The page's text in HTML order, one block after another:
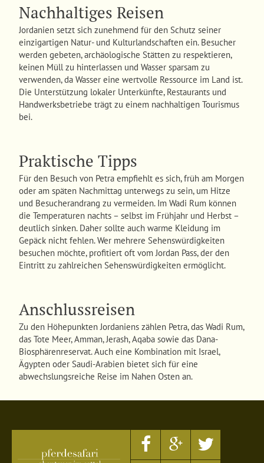
Nachhaltiges Reisen
Jordanien setzt sich zunehmend für den Schutz seiner
einzigartigen Natur- und Kulturlandschaften ein. Besucher
werden gebeten, archäologische Stätten zu respektieren,
keinen Müll zu hinterlassen und Wasser sparsam zu
verwenden, da Wasser eine wertvolle Ressource im Land ist.
Die Unterstützung lokaler Unterkünfte, Restaurants und
Handwerksbetriebe trägt zu einem nachhaltigen Tourismus
bei.
Praktische Tipps
Für den Besuch von Petra empfiehlt es sich, früh am Morgen
oder am späten Nachmittag unterwegs zu sein, um Hitze
und Besucherandrang zu vermeiden. Im Wadi Rum können
die Temperaturen nachts – selbst im Frühjahr und Herbst –
deutlich sinken. Daher sollte auch warme Kleidung im
Gepäck nicht fehlen. Wer mehrere Sehenswürdigkeiten
besuchen möchte, profitiert oft vom Jordan Pass, der den
Eintritt zu zahlreichen Sehenswürdigkeiten ermöglicht.
Anschlussreisen
Zu den Höhepunkten Jordaniens zählen Petra, das Wadi Rum,
das Tote Meer, Amman, Jerash, Aqaba sowie das Dana-
Biosphärenreservat. Auch eine Kombination mit Israel,
Ägypten oder Saudi-Arabien bietet sich für eine
abwechslungsreiche Reise im Nahen Osten an.